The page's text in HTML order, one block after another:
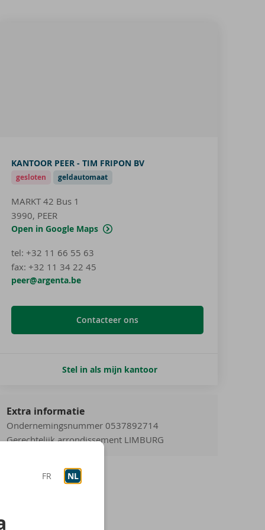
FR NL
KANTOOR PEER - TIM FRIPON BV
gesloten geldautomaat
MARKT 42 Bus 1
3990, PEER
Open in Google Maps
tel: +32 11 66 55 63
fax: +32 11 34 22 45
peer@argenta.be
Contacteer ons
Stel in als mijn kantoor
Extra informatie
Ondernemingsnummer 0537892714
Gerechtelijk arrondissement LIMBURG